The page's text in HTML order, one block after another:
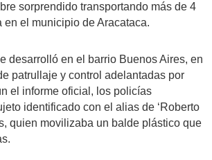
sorprendido transportando más de 4
en el municipio de Aracataca.
desarrolló en el barrio Buenos Aires, en
patrullaje y control adelantadas por
el informe oficial, los policías
identificado con el alias de ‘Roberto
quien movilizaba un balde plástico que